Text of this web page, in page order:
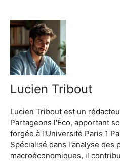
Lucien Tribout
Lucien Tribout est un
Partageons l'Éco, apportant
forgée à l'Université Paris 1
Spécialisé dans l'analyse des
macroéconomiques, il